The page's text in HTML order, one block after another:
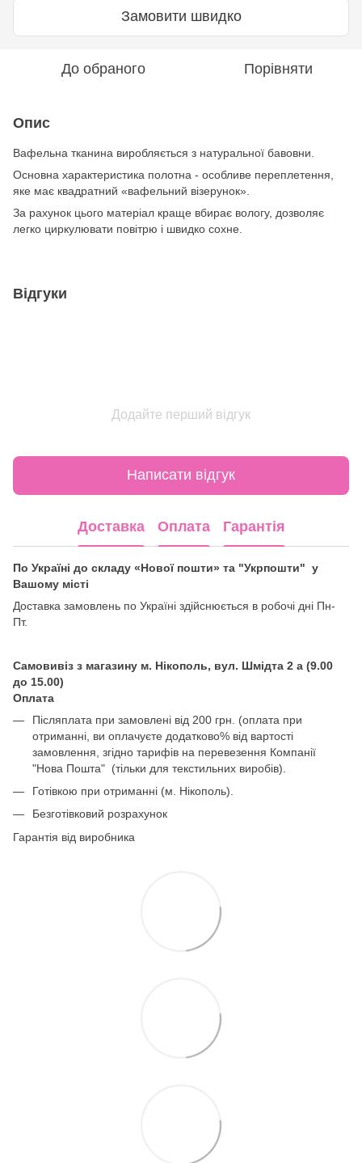
Замовити швидко
До обраного Порівняти
Опис
Вафельна тканина виробляється з натуральної бавовни.
Основна характеристика полотна - особливе переплетення,
яке має квадратний «вафельний візерунок».
За рахунок цього матеріал краще вбирає вологу, дозволяє
легко циркулювати повітрю і швидко сохне.
Відгуки
Додайте перший відгук
Написати відгук
Доставка Оплата Гарантія
По Україні до складу «Нової пошти» та "Укрпошти" у
Вашому місті
Доставка замовлень по Україні здійснюється в робочі дні Пн-
Пт.
Самовивіз з магазину м. Нікополь, вул. Шмідта 2 а (9.00
до 15.00)
Оплата
Післяплата при замовлені від 200 грн. (оплата при
отриманні, ви оплачуєте додатково% від вартості
замовлення, згідно тарифів на перевезення Компанії
"Нова Пошта" (тільки для текстильних виробів).
Готівкою при отриманні (м. Нікополь).
Безготівковий розрахунок
Гарантія від виробника